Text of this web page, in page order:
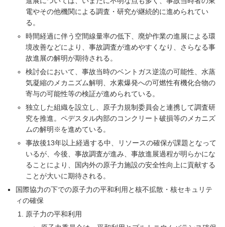
電やその他機関による調査・研究が継続的に進められてい
る。
時間経過に伴う空間線量率の低下、廃炉作業の進展による環
境改善などにより、事故調査が進めやすくなり、さらなる事
故進展の解明が期待される。
検討会において、事故当時のベントガス逆流の可能性、水蒸
気凝縮のメカニズム解明、水素爆発への可燃性有機化合物の
寄与の可能性等の検証が進められている。
独立した組織を設立し、原子力規制委員会と連携して調査研
究を推進。ペデスタル内部のコンクリート破損等のメカニズ
ムの解明※を進めている。
事故後13年以上経過する中、リソースの確保が課題となって
いるが、今後、事故調査が進み、事故進展過程が明らかにな
ることにより、国内外の原子力施設の安全性向上に貢献する
ことが大いに期待される。
国際協力の下での原子力の平和利用と核不拡散・核セキュリテ
ィの確保
原子力の平和利用